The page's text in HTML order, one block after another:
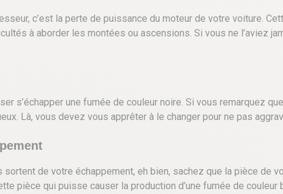
c’est la perte de puissance du moteur de votre voiture.
à aborder les montées ou ascensions. Si vous ne l’aviez
s’échapper une fumée de couleur noire. Si vous remarquez
Là, vous devez vous apprêter à le changer pour ne pas
de votre échappement, eh bien, sachez que la pièce de
pièce qui puisse causer la production d’une fumée de couleur